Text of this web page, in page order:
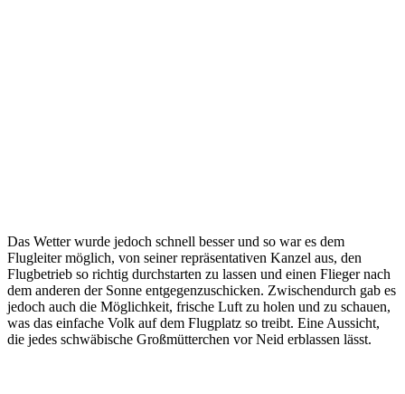
Das Wetter wurde jedoch schnell besser und so war es dem
Flugleiter möglich, von seiner repräsentativen Kanzel aus, den
Flugbetrieb so richtig durchstarten zu lassen und einen Flieger nach
dem anderen der Sonne entgegenzuschicken. Zwischendurch gab es
jedoch auch die Möglichkeit, frische Luft zu holen und zu schauen,
was das einfache Volk auf dem Flugplatz so treibt. Eine Aussicht,
die jedes schwäbische Großmütterchen vor Neid erblassen lässt.